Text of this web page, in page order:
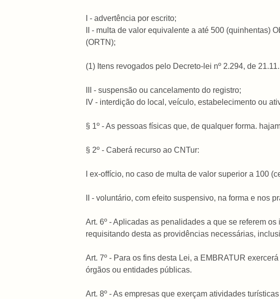
I - advertência por escrito;
II - multa de valor equivalente a até 500 (quinhentas)
(ORTN);
(1) Itens revogados pelo Decreto-lei nº 2.294, de
III - suspensão ou cancelamento do registro;
IV - interdição do local, veículo, estabelecimento ou
§ 1º - As pessoas físicas que, de qualquer forma.
§ 2º - Caberá recurso ao CNTur:
I ex-offício, no caso de multa de valor superior a 100
II - voluntário, com efeito suspensivo, na forma e nos
Art. 6º - Aplicadas as penalidades a que se referem
requisitando desta as providências necessárias,
Art. 7º - Para os fins desta Lei, a EMBRATUR
órgãos ou entidades públicas.
Art. 8º - As empresas que exerçam atividades